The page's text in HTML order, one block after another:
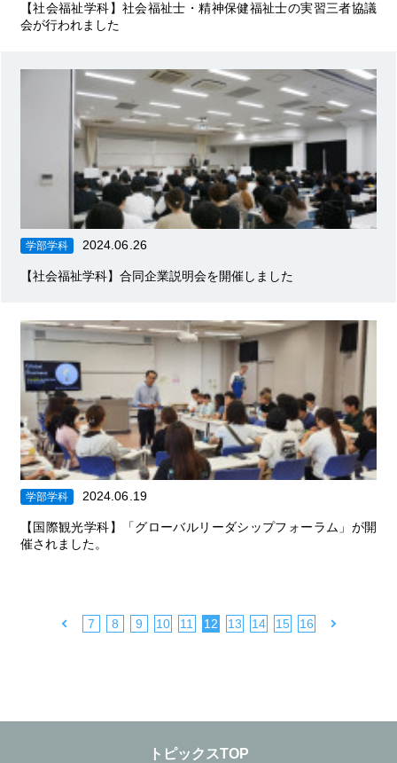
【社会福祉学科】社会福祉士・精神保健福祉士の実習三者協議
会が行われました
学部学科 2024.06.26
【社会福祉学科】合同企業説明会を開催しました
学部学科 2024.06.19
【国際観光学科】「グローバルリーダシップフォーラム」が開
催されました。
7 8 9 10 11 12 13 14 15 16
トピックスTOP